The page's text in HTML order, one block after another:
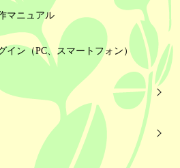
マニュアル
イン（PC、スマートフォン）